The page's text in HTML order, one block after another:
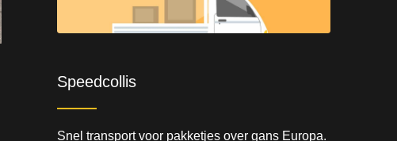
Speedcollis
Snel transport voor pakketjes over gans Europa.